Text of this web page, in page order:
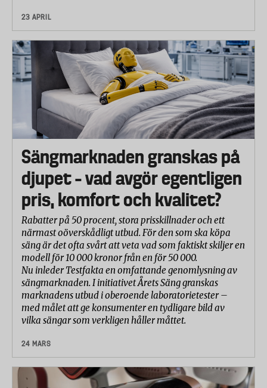
23 APRIL
Sängmarknaden granskas på
djupet – vad avgör egentligen
pris, komfort och kvalitet?
Rabatter på 50 procent, stora prisskillnader och ett
närmast oöverskådligt utbud. För den som ska köpa
säng är det ofta svårt att veta vad som faktiskt skiljer en
modell för 10 000 kronor från en för 50 000.
Nu inleder Testfakta en omfattande genomlysning av
sängmarknaden. I initiativet Årets Säng granskas
marknadens utbud i oberoende laboratorietester –
med målet att ge konsumenter en tydligare bild av
vilka sängar som verkligen håller måttet.
24 MARS